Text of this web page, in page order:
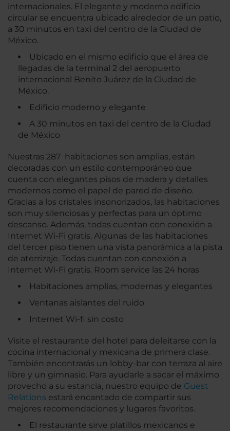
internacionales. El elegante y moderno edificio
circular se encuentra ubicado alrededor de un patio,
a 30 minutos en taxi del centro de la Ciudad de
México.
Ubicado en el mismo edificio que el área de
llegadas de la terminal 2 del aeropuerto
internacional Benito Juárez de la Ciudad de
México.
Edificio moderno y elegante
A 30 minutos en taxi del centro de la Ciudad
de México
Nuestras 287 habitaciones son amplias, están
decoradas con un estilo contemporáneo que
cuenta con elegantes pisos de madera y detalles
modernos como el papel de pared de diseño.
Gracias a los cristales insonorizados, las habitaciones
son muy silenciosas y perfectas para un óptimo
descanso. Además, todas cuentan con conexión a
Internet Wi-Fi gratis. Algunas de las habitaciones
del tercer piso tienen una vista panorámica a la pista
de aterrizaje. Todas cuentan con conexión a
Internet Wi-Fi gratis. Room service las 24 horas
Habitaciones amplias, modernas y elegantes
Ventanas aislantes del ruido
Internet Wi-fi sin costo
Visite el restaurante del hotel para deleitarse con la
cocina internacional y mexicana de primera clase.
También encontrarás un lobby-bar con terraza al aire
libre y un gimnasio. Para ayudarle a sacar el máximo
provecho a su estancia, nuestro equipo de Guest
Relations estará encantado de compartir sus
mejores recomendaciones y lugares favoritos.
El restaurante sirve platillos mexicanos e